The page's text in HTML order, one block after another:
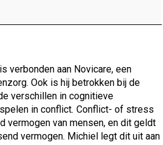
verbonden aan Novicare, een
Ook is hij betrokken bij de
verschillen in cognitieve
in conflict. Conflict- of stress
vermogen van mensen, en dit geldt
vermogen. Michiel legt dit uit aan